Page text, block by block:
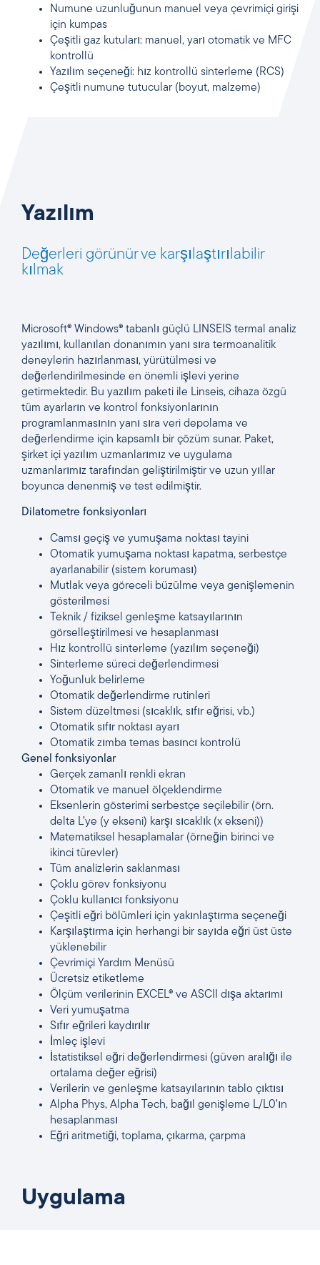
Numune uzunluğunun manuel veya çevrimiçi girişi
için kumpas
Çeşitli gaz kutuları: manuel, yarı otomatik ve MFC
kontrollü
Yazılım seçeneği: hız kontrollü sinterleme (RCS)
Çeşitli numune tutucular (boyut, malzeme)
Yazılım
Değerleri görünür ve karşılaştırılabilir
kılmak
Microsoft® Windows® tabanlı güçlü LINSEIS termal analiz
yazılımı, kullanılan donanımın yanı sıra termoanalitik
deneylerin hazırlanması, yürütülmesi ve
değerlendirilmesinde en önemli işlevi yerine
getirmektedir. Bu yazılım paketi ile Linseis, cihaza özgü
tüm ayarların ve kontrol fonksiyonlarının
programlanmasının yanı sıra veri depolama ve
değerlendirme için kapsamlı bir çözüm sunar. Paket,
şirket içi yazılım uzmanlarımız ve uygulama
uzmanlarımız tarafından geliştirilmiştir ve uzun yıllar
boyunca denenmiş ve test edilmiştir.
Dilatometre fonksiyonları
Camsı geçiş ve yumuşama noktası tayini
Otomatik yumuşama noktası kapatma, serbestçe
ayarlanabilir (sistem koruması)
Mutlak veya göreceli büzülme veya genişlemenin
gösterilmesi
Teknik / fiziksel genleşme katsayılarının
görselleştirilmesi ve hesaplanması
Hız kontrollü sinterleme (yazılım seçeneği)
Sinterleme süreci değerlendirmesi
Yoğunluk belirleme
Otomatik değerlendirme rutinleri
Sistem düzeltmesi (sıcaklık, sıfır eğrisi, vb.)
Otomatik sıfır noktası ayarı
Otomatik zımba temas basıncı kontrolü
Genel fonksiyonlar
Gerçek zamanlı renkli ekran
Otomatik ve manuel ölçeklendirme
Eksenlerin gösterimi serbestçe seçilebilir (örn.
delta L’ye (y ekseni) karşı sıcaklık (x ekseni))
Matematiksel hesaplamalar (örneğin birinci ve
ikinci türevler)
Tüm analizlerin saklanması
Çoklu görev fonksiyonu
Çoklu kullanıcı fonksiyonu
Çeşitli eğri bölümleri için yakınlaştırma seçeneği
Karşılaştırma için herhangi bir sayıda eğri üst üste
yüklenebilir
Çevrimiçi Yardım Menüsü
Ücretsiz etiketleme
Ölçüm verilerinin EXCEL® ve ASCII dışa aktarımı
Veri yumuşatma
Sıfır eğrileri kaydırılır
İmleç işlevi
İstatistiksel eğri değerlendirmesi (güven aralığı ile
ortalama değer eğrisi)
Verilerin ve genleşme katsayılarının tablo çıktısı
Alpha Phys, Alpha Tech, bağıl genişleme L/L0’ın
hesaplanması
Eğri aritmetiği, toplama, çıkarma, çarpma
Uygulama